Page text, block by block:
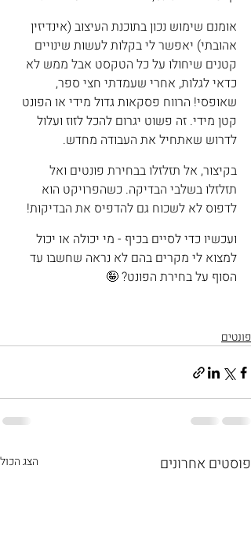
אומנם שימוש נכון בתוכנת העיצוב (אינדיזין
אהובתי) יאפשר לי בקלות לעשות שינויים
קטנים שיחולו על כל הטקסט אבל ממש לא
כדאי לגלות, אחרי שעמדתי חצי ספר,
שאופסי! הרווח פסקאות גדול מידי או הפונט
קטן מידי. זה פשוט יגרום להכל לזוז ועלול
לדרוש שאתחיל את העבודה מחדש.
בקיצור, אל תזלזלו בבחירת פונטים ואל
תזלזלו בשלבי הבדיקה. כשהפרויקט הוא
לדפוס לא לשכוח גם להדפיס את הבדיקות!
ועכשיו כדי לסיים בכיף - מי יכולה או יכול
למצוא לי מקרים בהם לא נראה שחשבו עד
הסוף על בחירת הפונט? 🤪
פונטים
פוסטים אחרונים הצג הכול